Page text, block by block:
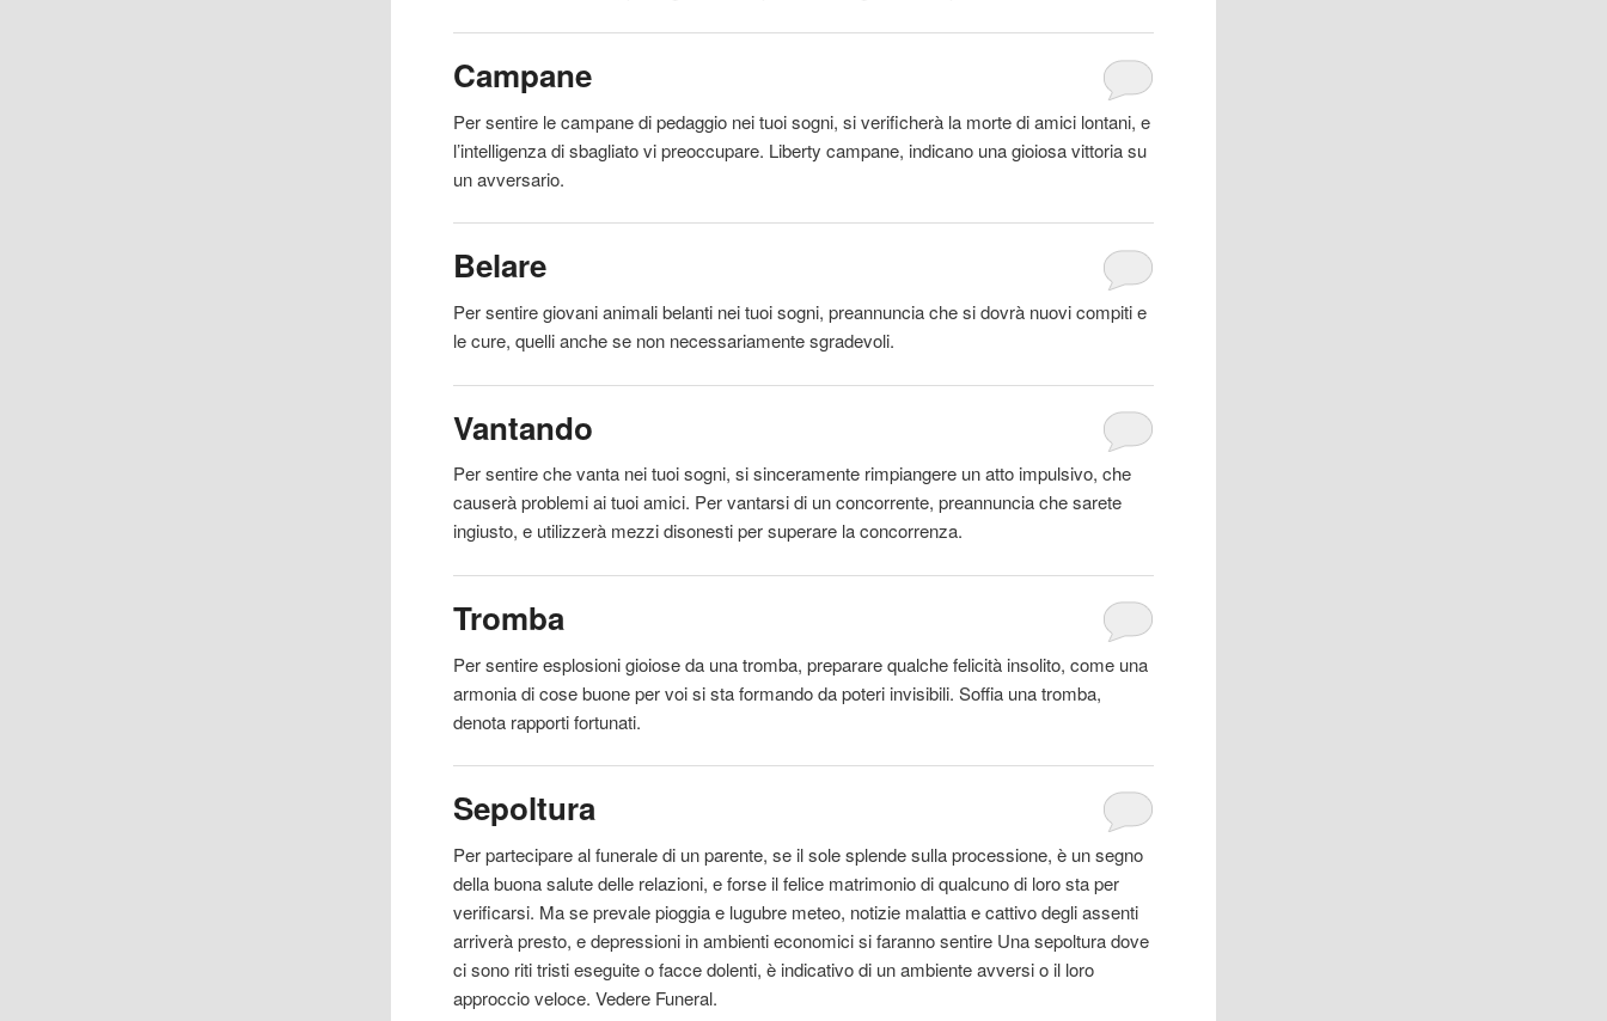
Campane
Persentire le campane di pedaggio nei tuoi sogni, si verificherà la morte di amici lontani, e
l’intelligenza di sbagliato vi preoccupare. Liberty campane, indicano una gioiosa vittoria su
un avversario.
Belare
Persentiregiovani animali belanti nei tuoi sogni, preannuncia che si dovrà nuovi compiti e
le cure, quelli anche se non necessariamente sgradevoli.
Vantando
Persentireche vanta nei tuoi sogni, si sinceramente rimpiangere un atto impulsivo, che
causerà problemi ai tuoi amici. Per vantarsi di un concorrente, preannuncia che sarete
ingiusto, e utilizzerà mezzi disonesti per superare la concorrenza.
Tromba
Persentireesplosioni gioiose da una tromba, preparare qualche felicità insolito, come una
armonia di cose buone per voi si sta formando da poteri invisibili. Soffia una tromba,
denota rapporti fortunati.
Sepoltura
Per partecipare al funerale di un parente, se ilsole splende sulla processione, è un segno
della buona salute delle relazioni, e forse ilfelice matrimonio di qualcuno di loro sta per
verificarsi. Ma se prevale pioggia e lugubre meteo, notizie malattia e cattivo degli assenti
arriverà presto, e depressioni in ambienti economici si farannosentire Una sepoltura dove
ci sono riti tristi eseguite o facce dolenti, è indicativo di un ambiente avversi o il loro
approccio veloce. Vedere Funeral.